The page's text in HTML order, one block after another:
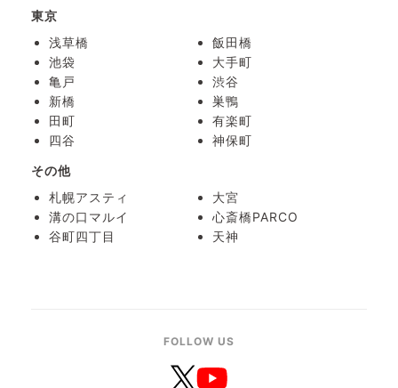
東京
浅草橋
飯田橋
池袋
大手町
亀戸
渋谷
新橋
巣鴨
田町
有楽町
四谷
神保町
その他
札幌アスティ
大宮
溝の口マルイ
心斎橋PARCO
谷町四丁目
天神
FOLLOW US